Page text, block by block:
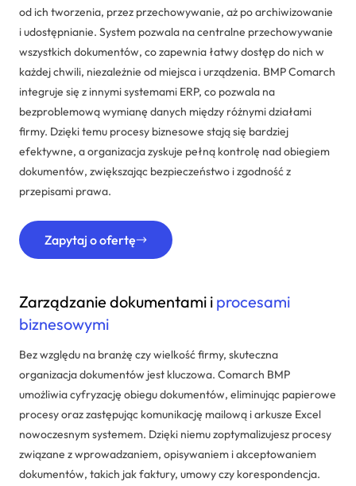
od ich tworzenia, przez przechowywanie, aż po archiwizowanie
i udostępnianie. System pozwala na centralne przechowywanie
wszystkich dokumentów, co zapewnia łatwy dostęp do nich w
każdej chwili, niezależnie od miejsca i urządzenia. BMP Comarch
integruje się z innymi systemami ERP, co pozwala na
bezproblemową wymianę danych między różnymi działami
firmy. Dzięki temu procesy biznesowe stają się bardziej
efektywne, a organizacja zyskuje pełną kontrolę nad obiegiem
dokumentów, zwiększając bezpieczeństwo i zgodność z
przepisami prawa.
Zapytaj o ofertę
Zarządzanie dokumentami i procesami
biznesowymi
Bez względu na branżę czy wielkość firmy, skuteczna
organizacja dokumentów jest kluczowa. Comarch BMP
umożliwia cyfryzację obiegu dokumentów, eliminując papierowe
procesy oraz zastępując komunikację mailową i arkusze Excel
nowoczesnym systemem. Dzięki niemu zoptymalizujesz procesy
związane z wprowadzaniem, opisywaniem i akceptowaniem
dokumentów, takich jak faktury, umowy czy korespondencja.